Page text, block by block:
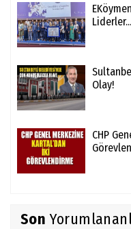
Liderler...
Olay!
CHP
Son